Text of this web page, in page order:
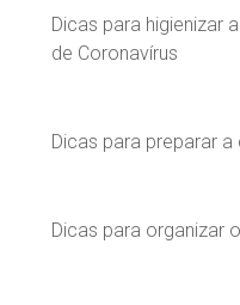
Dicas para higienizar
de Coronavírus
Dicas para preparar a
Dicas para organizar